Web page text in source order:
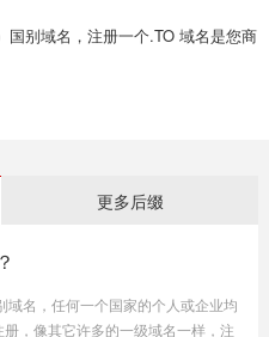
国别域名，注册一个.TO 域名是您商
更多后缀
名，任何一个国家的个人或企业均
，像其它许多的一级域名一样，注